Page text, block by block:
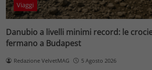
Viaggi
Danubio a livelli minimi record: le
fermano a Budapest
Redazione VelvetMAG 5 Agosto 2026